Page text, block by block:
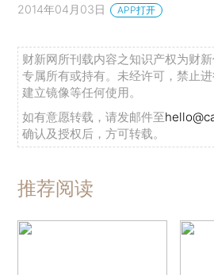
2014年04月03日 APP打开
财新网所刊载内容之知识产权为财
专属所有或持有。未经许可，禁止
建立镜像等任何使用。
如有意愿转载，请发邮件至
确认及授权后，方可转载。
推荐阅读